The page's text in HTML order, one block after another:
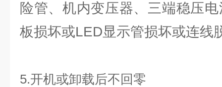
险管、机内变压器、三端稳压
板损坏或LED显示管损坏或连线
5.开机或卸载后不回零